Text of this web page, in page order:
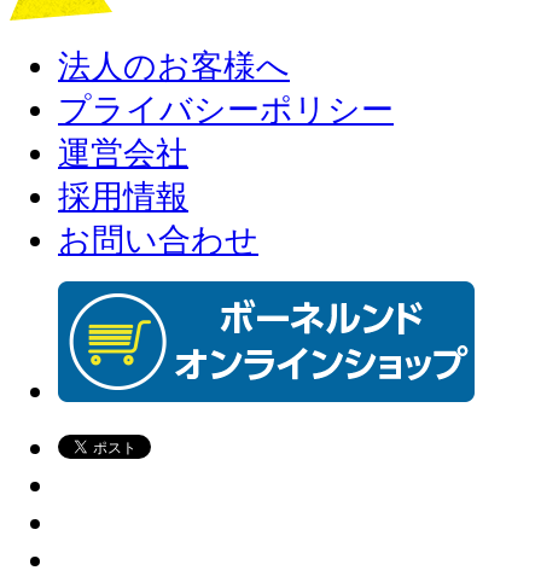
法人のお客様へ
プライバシーポリシー
運営会社
採用情報
お問い合わせ